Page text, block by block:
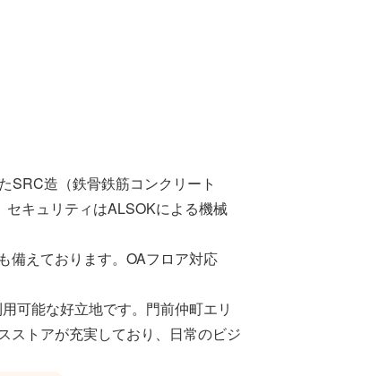
SRC造（鉄骨鉄筋コンクリート
キュリティはALSOKによる機械
備えております。OAフロア対応
可能な好立地です。門前仲町エリ
ストアが充実しており、日常のビジ